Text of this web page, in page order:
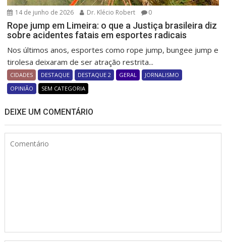
14 de junho de 2026 Dr. Klécio Robert 0
Rope jump em Limeira: o que a Justiça brasileira diz
sobre acidentes fatais em esportes radicais
Nos últimos anos, esportes como rope jump, bungee jump e
tirolesa deixaram de ser atração restrita...
CIDADES DESTAQUE DESTAQUE 2 GERAL
JORNALISMO
OPINIÃO
SEM CATEGORIA
DEIXE UM COMENTÁRIO